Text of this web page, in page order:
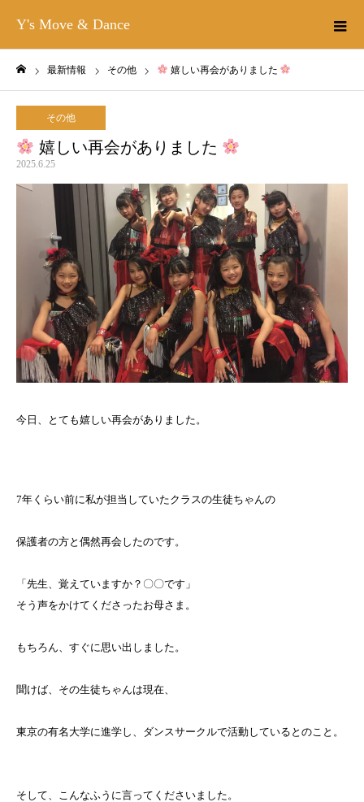
Y's Move & Dance
最新情報 その他 嬉しい再会がありました
その他
嬉しい再会がありました
2025.6.25
今日、とても嬉しい再会がありました。
7年くらい前に私が担当していたクラスの生徒ちゃんの
保護者の方と偶然再会したのです。
「先生、覚えていますか？〇〇です」
そう声をかけてくださったお母さま。
もちろん、すぐに思い出しました。
聞けば、その生徒ちゃんは現在、
東京の有名大学に進学し、ダンスサークルで活動しているとのこと。
そして、こんなふうに言ってくださいました。